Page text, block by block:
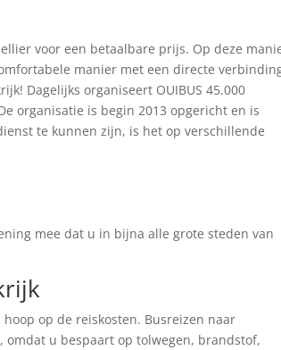
voor een betaalbare prijs. Op deze
manier met een directe
Dagelijks organiseert OUIBUS 45.000
organisatie is begin 2013 opgericht en is
te kunnen zijn, is het op verschillende
mee dat u in bijna alle grote steden van
op de reiskosten. Busreizen naar
u bespaart op tolwegen, brandstof,